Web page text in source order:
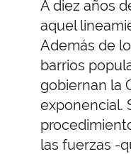
A diez años
aquel
Además de
barrios
gobiernan la
exponencial.
las fuerzas -